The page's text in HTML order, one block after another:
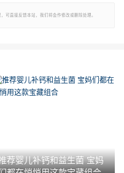
可直接反馈本站，我们将会作修改或删除处理。
荐婴儿补钙和益生菌 宝妈